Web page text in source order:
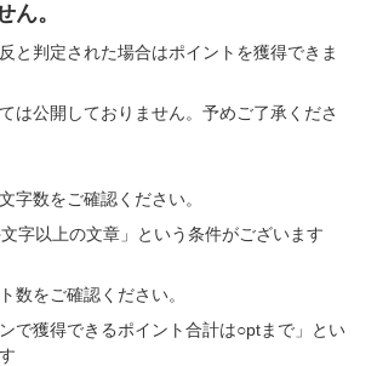
ん。
と判定された場合はポイントを獲得できま
は公開しておりません。予めご了承くださ
字数をご確認ください。
字以上の文章」という条件がございます
数をご確認ください。
で獲得できるポイント合計は○ptまで」とい